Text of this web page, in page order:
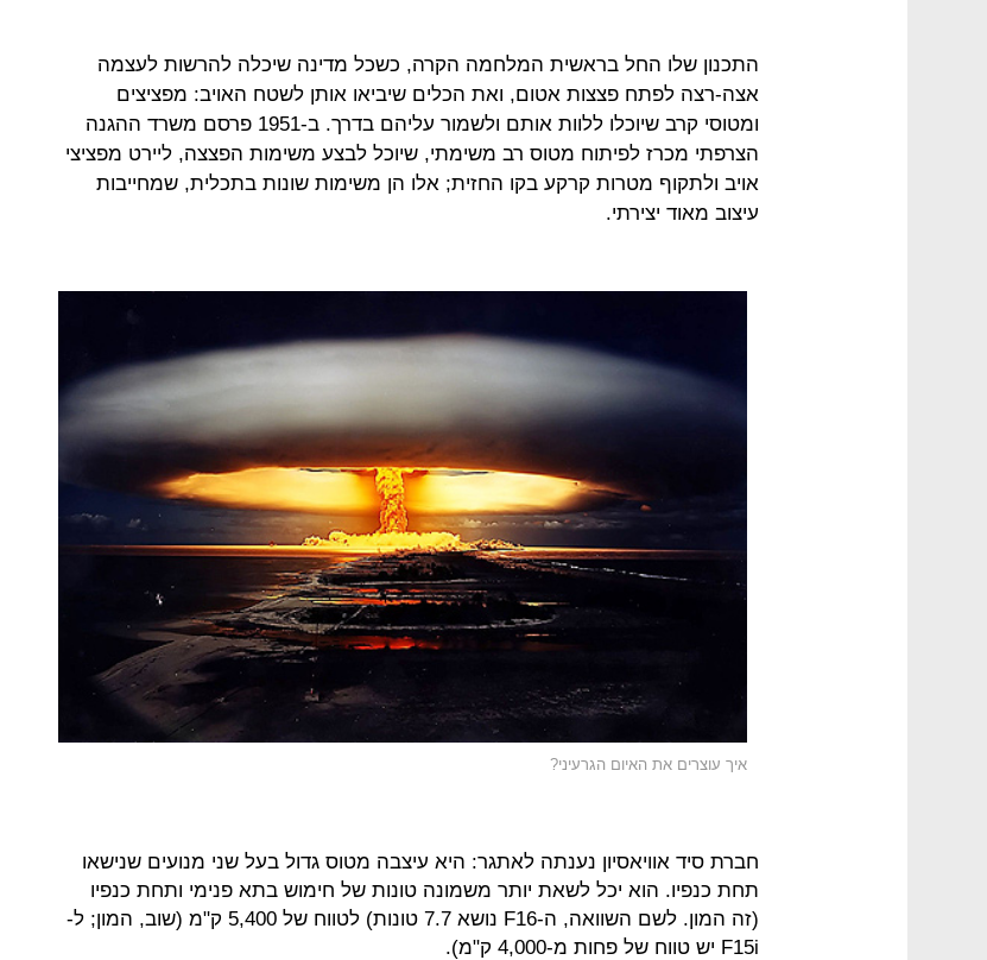
התכנון שלו החל בראשית המלחמה הקרה, כשכל מדינה שיכלה להרשות לעצמה
אצה-רצה לפתח פצצות אטום, ואת הכלים שיביאו אותן לשטח האויב: מפציצים
ומטוסי קרב שיוכלו ללוות אותם ולשמור עליהם בדרך. ב-1951 פרסם משרד ההגנה
הצרפתי מכרז לפיתוח מטוס רב משימתי, שיוכל לבצע משימות הפצצה, ליירט מפציצי
אויב ולתקוף מטרות קרקע בקו החזית; אלו הן משימות שונות בתכלית, שמחייבות
עיצוב מאוד יצירתי.
איך עוצרים את האיום הגרעיני?
חברת סיד אוויאסיון נענתה לאתגר: היא עיצבה מטוס גדול בעל שני מנועים שנישאו
תחת כנפיו. הוא יכל לשאת יותר משמונה טונות של חימוש בתא פנימי ותחת כנפיו
(זה המון. לשם השוואה, ה-F16 נושא 7.7 טונות) לטווח של 5,400 ק"מ (שוב, המון; ל-
F15i יש טווח של פחות מ-4,000 ק"מ).